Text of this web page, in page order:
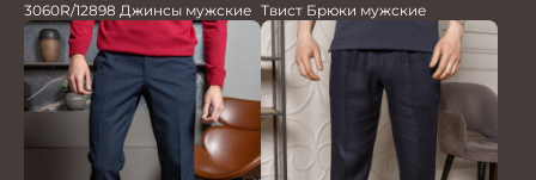
3060R/12898 Джинсы мужские Твист Брюки мужские